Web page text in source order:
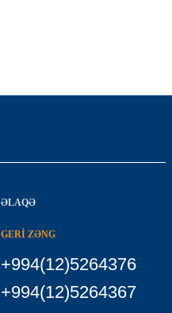
ƏLAQƏ
GERİ ZƏNG
+994(12)5264376
+994(12)5264367